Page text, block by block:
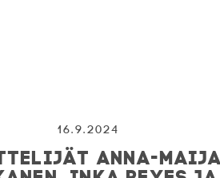
16.9.2024
ANNA-MAIJA